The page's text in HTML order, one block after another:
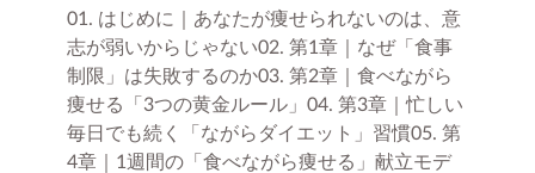
01. はじめに｜あなたが痩せられないのは、意
志が弱いからじゃない02. 第1章｜なぜ「食事
制限」は失敗するのか03. 第2章｜食べながら
痩せる「3つの黄金ルール」04. 第3章｜忙しい
毎日でも続く「ながらダイエット」習慣05. 第
4章｜1週間の「食べながら痩せる」献立モデ